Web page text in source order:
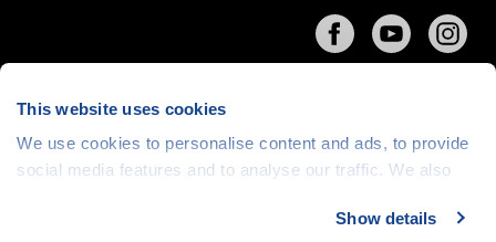
This website uses cookies
We use cookies to personalise content and ads, to provide
social media features and to analyse our traffic. We also
media, advertising and analytics partners who may
Show details
Cookies| © 1999-2026 Člověk v tísni o.p.s., web běží